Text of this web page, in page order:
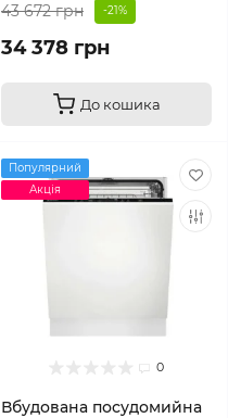
43 672 грн
-21%
34 378 грн
До кошика
Популярний
Акція
0
Вбудована посудомийна